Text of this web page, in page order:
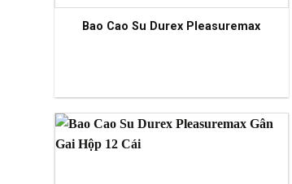
Bao Cao Su Durex Pleasuremax